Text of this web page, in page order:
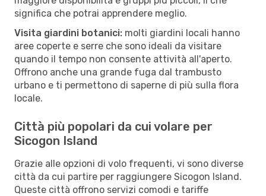
significa che potrai apprendere meglio.
Visita giardini botanici: molti giardini locali hanno
aree coperte e serre che sono ideali da visitare
quando il tempo non consente attività all'aperto.
Offrono anche una grande fuga dal trambusto
urbano e ti permettono di saperne di più sulla flora
locale.
Città più popolari da cui volare per
Sicogon Island
Grazie alle opzioni di volo frequenti, vi sono diverse
città da cui partire per raggiungere Sicogon Island.
Queste città offrono servizi comodi e tariffe